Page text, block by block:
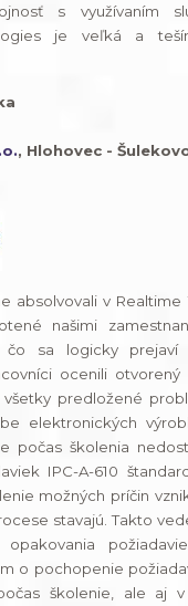
s využívaním
je veľká a
, Hlohovec -
absolvovali v Realtime
našimi
čo sa logicky prejaví
ocenili
predložené
elektronických
počas školenia
IPC-A-610
možných príčin
stavajú. Takto
o pochopenie
školenie, ale aj